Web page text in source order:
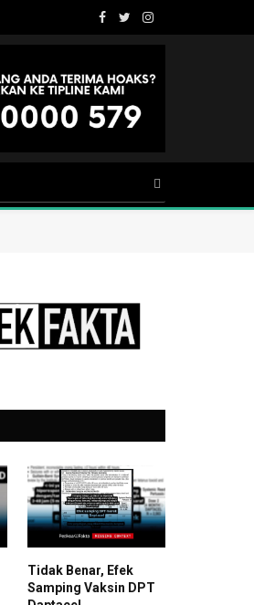
Facebook
TwitterInstagram
Tidak Benar, Efek
Samping Vaksin DPT